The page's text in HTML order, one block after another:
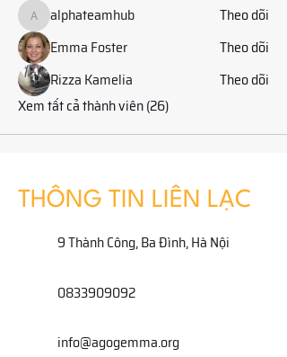
alphateamhub
alphateamhub
Theo dõi
Emma Foster
Theo dõi
Rizza Kamelia
Theo dõi
Xem tất cả thành viên (26)
THÔNG TIN LIÊN LẠC
9 Thành Công, Ba Đình, Hà Nội
0833909092
info@agogemma.org